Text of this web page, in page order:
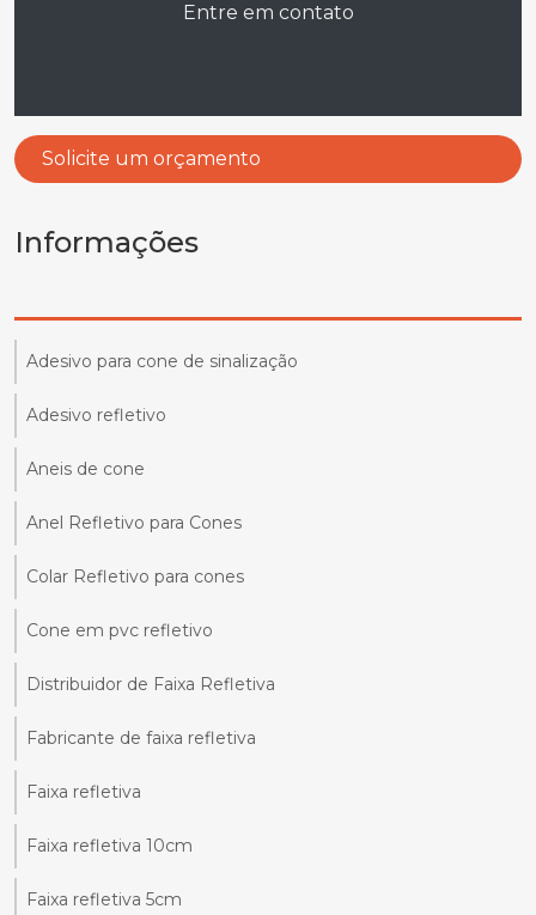
Entre em contato
Solicite um orçamento
Informações
Adesivo para cone de sinalização
Adesivo refletivo
Aneis de cone
Anel Refletivo para Cones
Colar Refletivo para cones
Cone em pvc refletivo
Distribuidor de Faixa Refletiva
Fabricante de faixa refletiva
Faixa refletiva
Faixa refletiva 10cm
Faixa refletiva 5cm